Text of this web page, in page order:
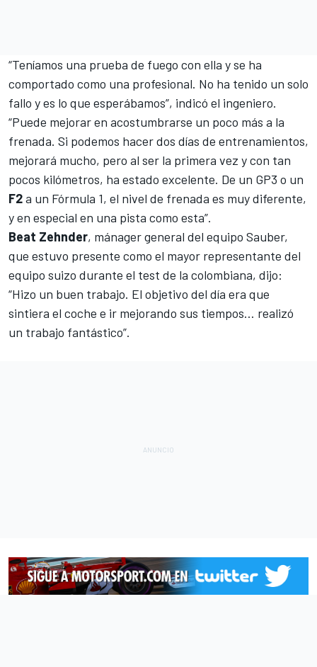
“Teníamos una prueba de fuego con ella y se ha
comportado como una profesional. No ha tenido un solo
fallo y es lo que esperábamos”, indicó el ingeniero.
“Puede mejorar en acostumbrarse un poco más a la
frenada. Si podemos hacer dos días de entrenamientos,
mejorará mucho, pero al ser la primera vez y con tan
pocos kilómetros, ha estado excelente. De un GP3 o un
F2a un Fórmula 1, el nivel de frenada es muy diferente,
y en especial en una pista como esta”.
Beat Zehnder, mánager general del equipo Sauber,
que estuvo presente como el mayor representante del
equipo suizo durante el test de la colombiana, dijo:
“Hizo un buen trabajo. El objetivo del día era que
sintiera el coche e ir mejorando sus tiempos… realizó
un trabajo fantástico”.